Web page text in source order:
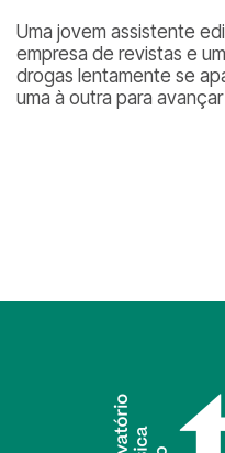
Uma jovem assistente
empresa de revistas e
drogas lentamente se
uma à outra para